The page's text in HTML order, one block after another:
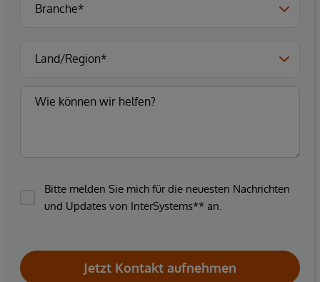
Bitte melden Sie mich für die neuesten Nachrichten
und Updates von InterSystems** an.
Jetzt Kontakt aufnehmen